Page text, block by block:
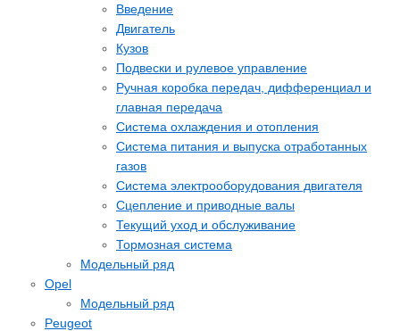
Введение
Двигатель
Кузов
Подвески и рулевое управление
Ручная коробка передач, дифференциал и
главная передача
Система охлаждения и отопления
Система питания и выпуска отработанных
газов
Система электрооборудования двигателя
Сцепление и приводные валы
Текущий уход и обслуживание
Тормозная система
Модельный ряд
Opel
Модельный ряд
Peugeot